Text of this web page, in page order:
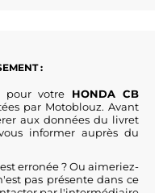
:
pour votre HONDA CB
par Motoblouz. Avant
aux données du livret
informer auprès du
erronée ? Ou aimeriez-
pas présente dans ce